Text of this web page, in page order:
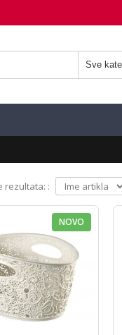
rezultata: :
NOVO